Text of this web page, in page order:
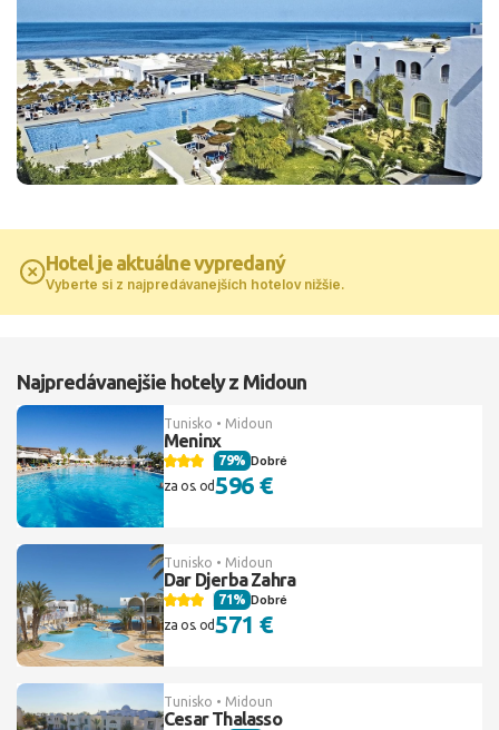
Hotel je aktuálne vypredaný
Vyberte si z najpredávanejších hotelov nižšie.
Najpredávanejšie hotely z Midoun
Tunisko • Midoun
Meninx
Dobré
79%
za os. od596 €
Tunisko • Midoun
Dar Djerba Zahra
Dobré
71%
za os. od571 €
Tunisko • Midoun
Cesar Thalasso